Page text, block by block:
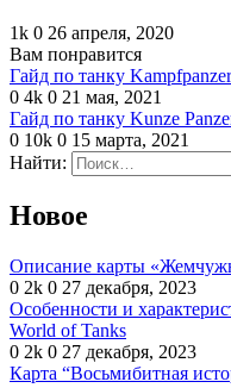
1k 0 26 апреля, 2020
Вам понравится
Гайд по танку
0 4k 0 21 мая, 2021
Гайд по танку Kunze
0 10k 0 15 марта, 2021
Найти:
Новое
Описание карты
0 2k 0 27 декабря, 2023
Особенности и
World of Tanks
0 2k 0 27 декабря, 2023
Карта “Восьмибитная